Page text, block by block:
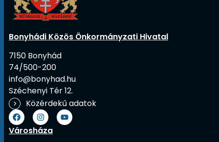
Bonyhádi Közös Önkormányzati Hivatal
7150 Bonyhád
74/500-200
info@bonyhad.hu
Széchenyi Tér 12.
Közérdekű adatok
Városháza